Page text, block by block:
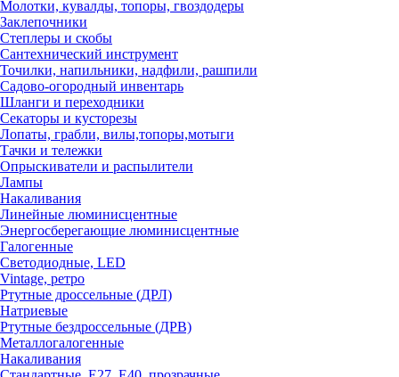
Молотки, кувалды, топоры, гвоздодеры
Заклепочники
Степлеры и скобы
Сантехнический инструмент
Точилки, напильники, надфили, рашпили
Садово-огородный инвентарь
Шланги и переходники
Секаторы и кусторезы
Лопаты, грабли, вилы,топоры,мотыги
Тачки и тележки
Опрыскиватели и распылители
Лампы
Накаливания
Линейные люминисцентные
Энергосберегающие люминисцентные
Галогенные
Светодиодные, LED
Vintage, ретро
Ртутные дроссельные (ДРЛ)
Натриевые
Ртутные бездроссельные (ДРВ)
Металлогалогенные
Накаливания